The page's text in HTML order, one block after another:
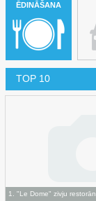
ĒDINĀŠANA
TOP 10
1 "Le Dome" zivju